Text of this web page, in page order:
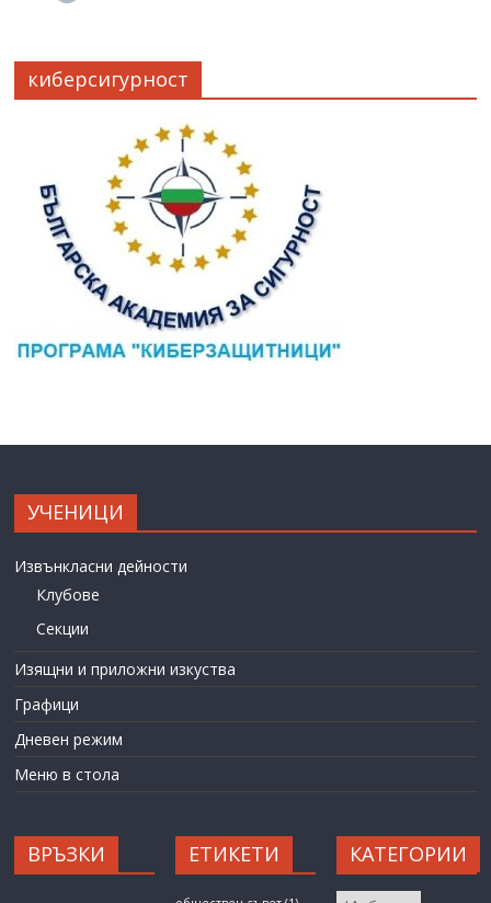
киберсигурност
УЧЕНИЦИ
Извънкласни дейности
Клубове
Секции
Изящни и приложни изкуства
Графици
Дневен режим
Меню в стола
ВРЪЗКИ ЕТИКЕТИ КАТЕГОРИИ